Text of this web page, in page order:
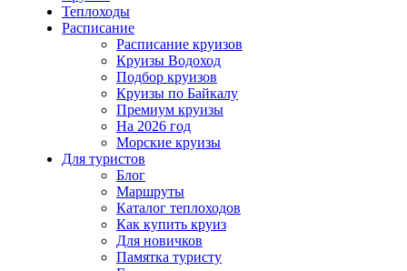
Теплоходы
Расписание
Расписание круизов
Круизы Водоход
Подбор круизов
Круизы по Байкалу
Премиум круизы
На 2026 год
Морские круизы
Для туристов
Блог
Маршруты
Каталог теплоходов
Как купить круиз
Для новичков
Памятка туристу